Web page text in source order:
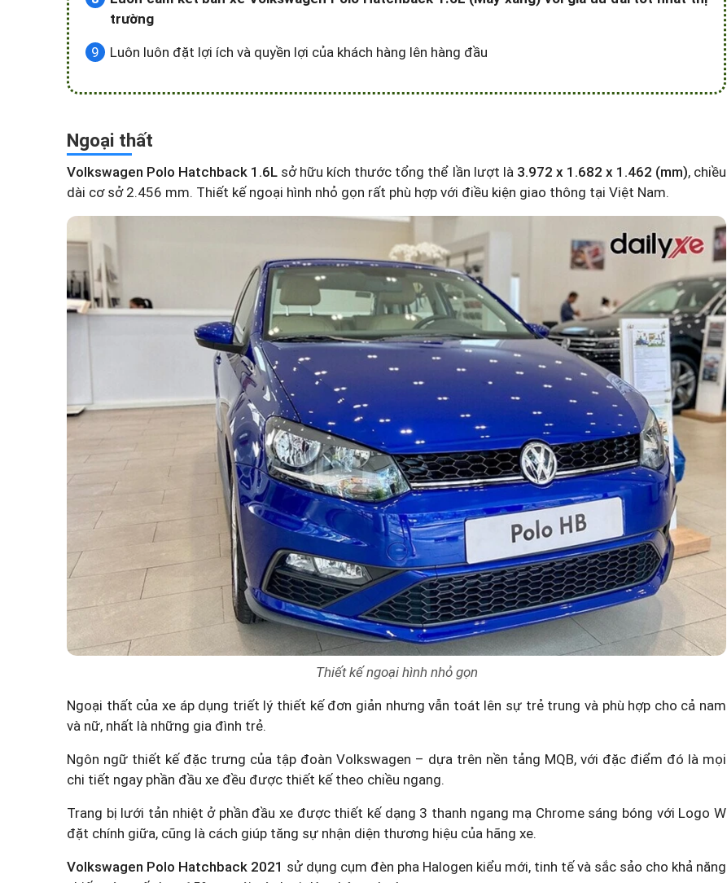
trường
Luôn luôn đặt lợi ích và quyền lợi của khách hàng lên hàng đầu
Ngoại thất
Volkswagen Polo Hatchback 1.6L sở hữu kích thước tổng thể lần lượt là 3.972 x 1.682 x 1.462 (mm), chiều
dài cơ sở 2.456 mm. Thiết kế ngoại hình nhỏ gọn rất phù hợp với điều kiện giao thông tại Việt Nam.
Thiết kế ngoại hình nhỏ gọn
Ngoại thất của xe áp dụng triết lý thiết kế đơn giản nhưng vẫn toát lên sự trẻ trung và phù hợp cho cả nam
và nữ, nhất là những gia đình trẻ.
Ngôn ngữ thiết kế đặc trưng của tập đoàn Volkswagen – dựa trên nền tảng MQB, với đặc điểm đó là mọi
chi tiết ngay phần đầu xe đều được thiết kế theo chiều ngang.
Trang bị lưới tản nhiệt ở phần đầu xe được thiết kế dạng 3 thanh ngang mạ Chrome sáng bóng với Logo W
đặt chính giữa, cũng là cách giúp tăng sự nhận diện thương hiệu của hãng xe.
Volkswagen Polo Hatchback 2021 sử dụng cụm đèn pha Halogen kiểu mới, tinh tế và sắc sảo cho khả năng